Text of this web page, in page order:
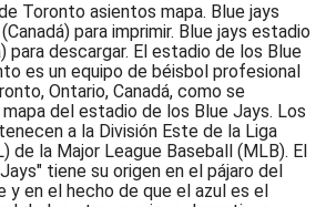
Toronto asientos mapa. Blue jays
para imprimir. Blue jays estadio
para descargar. El estadio de los Blue
es un equipo de béisbol profesional
Ontario, Canadá, como se
del estadio de los Blue Jays. Los
a la División Este de la Liga
de la Major League Baseball (MLB). El
tiene su origen en el pájaro del
y en el hecho de que el azul es el